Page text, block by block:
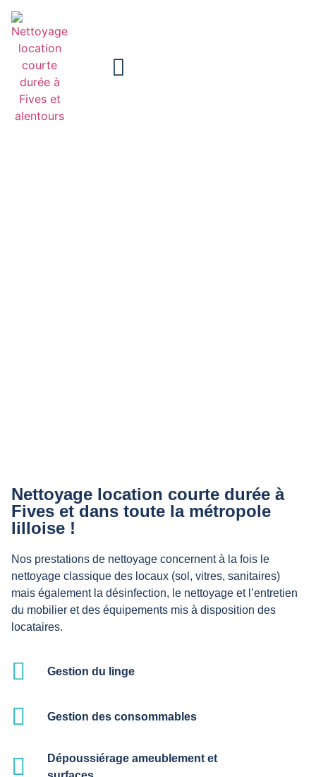
Nettoyage location courte durée à
Fives et dans toute la métropole
lilloise !
Nos prestations de nettoyage concernent à la fois le
nettoyage classique des locaux (sol, vitres, sanitaires)
mais également la désinfection, le nettoyage et l’entretien
du mobilier et des équipements mis à disposition des
locataires.
Gestion du linge
Gestion des consommables
Dépoussiérage ameublement et